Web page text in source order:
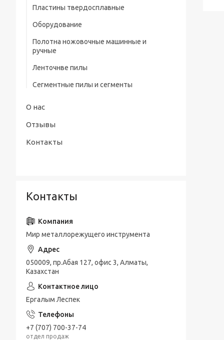
предохранительного конуса (тип А)
Сверла центровочные Р6М5 с
предохранительным конусом (тип В)
радиусные (тип R)
ШЦЦ-III ГОСТ 166-89
Пластины твердосплавные
Оборудование
Полотна ножовочные машинные и
ручные
Ленточнве пилы
Сегментные пилы и сегменты
О нас
Отзывы
Контакты
Контакты
Мир металлорежущего инструмента
050009, пр.Абая 127, офис 3, Алматы,
Казахстан
Ергалым Леспек
+7 (707) 700-37-74
отдел продаж